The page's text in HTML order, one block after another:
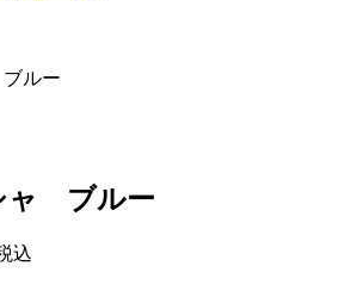
ャ ブルー
込